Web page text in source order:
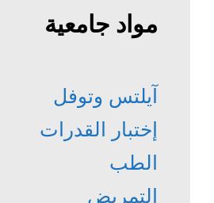
مواد جامعية
آيلتس وتوفل
إختبار القدرات
الطب
التمريض